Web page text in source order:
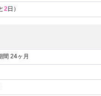
2日）
間 24ヶ月